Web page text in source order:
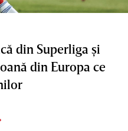
din Superliga şi
din Europa ce